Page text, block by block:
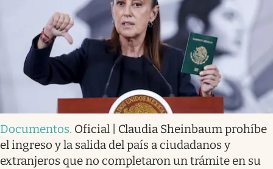
Documentos. Oficial | Claudia Sheinbaum prohíbe
el ingreso y la salida del país a ciudadanos y
extranjeros que no completaron un trámite en su